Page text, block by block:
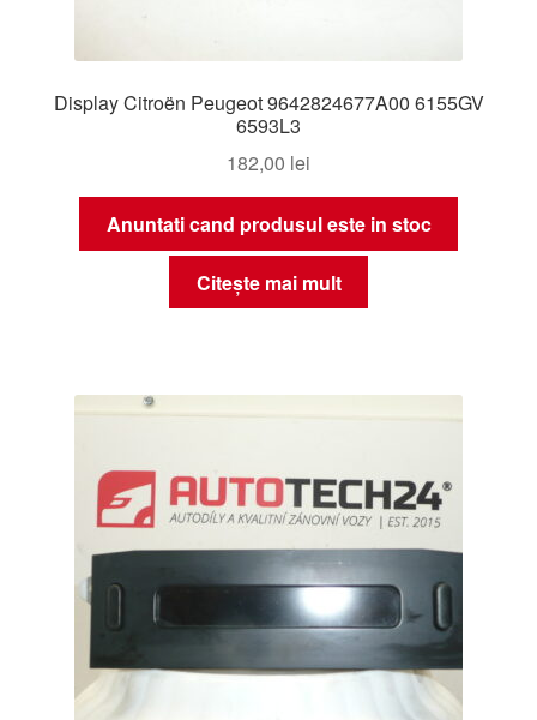
Display Citroën Peugeot 9642824677A00 6155GV
6593L3
182,00 lei
Anuntati cand produsul este in stoc
Citește mai mult